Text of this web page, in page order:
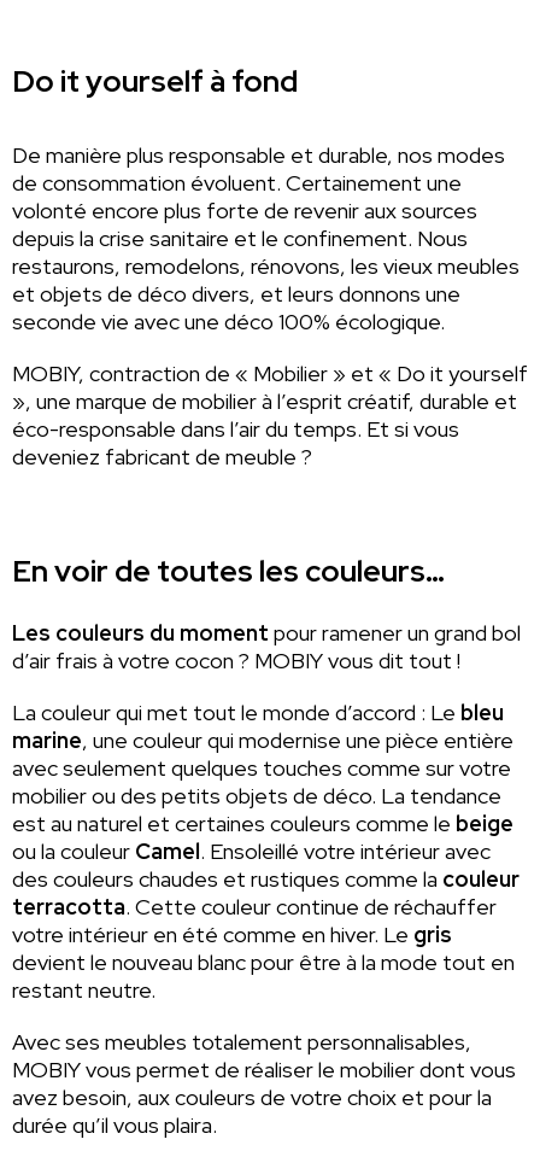
Do it yourself à fond
De manière plus responsable et durable, nos modes
de consommation évoluent. Certainement une
volonté encore plus forte de revenir aux sources
depuis la crise sanitaire et le confinement. Nous
restaurons, remodelons, rénovons, les vieux meubles
et objets de déco divers, et leurs donnons une
seconde vie avec une déco 100% écologique.
MOBIY, contraction de « Mobilier » et « Do it yourself
», une marque de mobilier à l’esprit créatif, durable et
éco-responsable dans l’air du temps. Et si vous
deveniez fabricant de meuble ?
En voir de toutes les couleurs…
Les couleurs du moment pour ramener un grand bol
d’air frais à votre cocon ? MOBIY vous dit tout !
La couleur qui met tout le monde d’accord : Le bleu
marine, une couleur qui modernise une pièce entière
avec seulement quelques touches comme sur votre
mobilier ou des petits objets de déco. La tendance
est au naturel et certaines couleurs comme le beige
ou la couleur Camel. Ensoleillé votre intérieur avec
des couleurs chaudes et rustiques comme la couleur
terracotta. Cette couleur continue de réchauffer
votre intérieur en été comme en hiver. Le gris
devient le nouveau blanc pour être à la mode tout en
restant neutre.
Avec ses meubles totalement personnalisables,
MOBIY vous permet de réaliser le mobilier dont vous
avez besoin, aux couleurs de votre choix et pour la
durée qu’il vous plaira.